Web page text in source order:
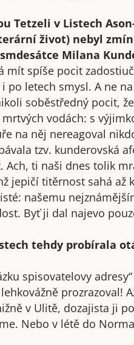
Tetzeli v Listech
život) nebyl
Milana
mít spíše pocit
po letech smysl. A ne
soběstředný pocit,
vodách: s
na něj nereagoval
tzv. kunderovská
Ach, ti naši dnes tolik
jepičí titěrnost sahá až
našemu
Byť ji dal najevo
tehdy probírala
spisovatelovy
prozrazoval!
v Ulitě, dozajista ji
Nebo v létě do